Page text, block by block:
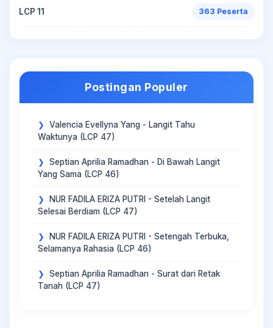
LCP 11 363 Peserta
Postingan Populer
Valencia Evellyna Yang - Langit Tahu
Waktunya (LCP 47)
Septian Aprilia Ramadhan - Di Bawah Langit
Yang Sama (LCP 46)
NUR FADILA ERIZA PUTRI - Setelah Langit
Selesai Berdiam (LCP 47)
NUR FADILA ERIZA PUTRI - Setengah Terbuka,
Selamanya Rahasia (LCP 46)
Septian Aprilia Ramadhan - Surat dari Retak
Tanah (LCP 47)